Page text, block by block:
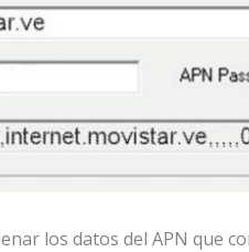
los datos del APN que